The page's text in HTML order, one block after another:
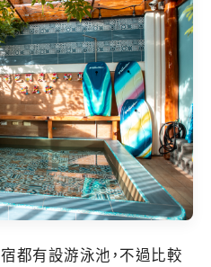
都有設游泳池，不過比較